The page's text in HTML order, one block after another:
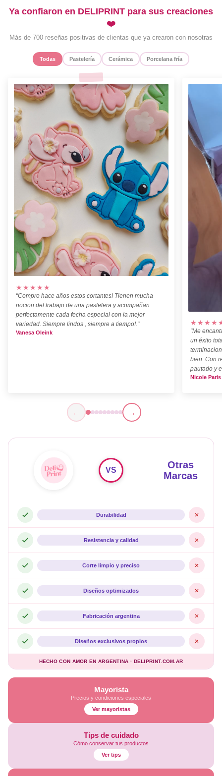
Ya confiaron en DELIPRINT para sus creaciones
❤️
Más de 700 reseñas positivas de clientas que ya crearon con nosotras
Todas Pastelería Cerámica Porcelana fría
★★★★★
"Compro hace años estos cortantes! Tienen mucha
nocion del trabajo de una pastelera y acompañan
perfectamente cada fecha especial con la mejor
variedad. Siempre lindos , siempre a tiempo!."
Vanesa Oleink
"Me
un éxito
bien. Con
pautado y
Nicole Paris
← →
Mayorista
Precios y condiciones especiales
Ver mayoristas
Tips de cuidado
Cómo conservar tus productos
Ver tips
Otras
Marcas
VS
Durabilidad
Resistencia y calidad
Corte limpio y preciso
Diseños optimizados
Fabricación argentina
Diseños exclusivos propios
HECHO CON AMOR EN ARGENTINA · DELIPRINT.COM.AR